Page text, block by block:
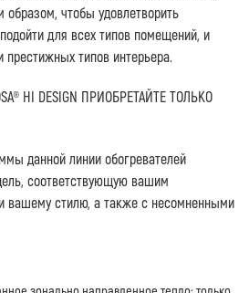
чтобы удовлетворить
для всех типов помещений, и
типов интерьера.
HI DESIGN ПРИОБРЕТАЙТЕ ТОЛЬКО
данной линии обогревателей
соответствующую вашим
вашему стилю, а также с несомненными